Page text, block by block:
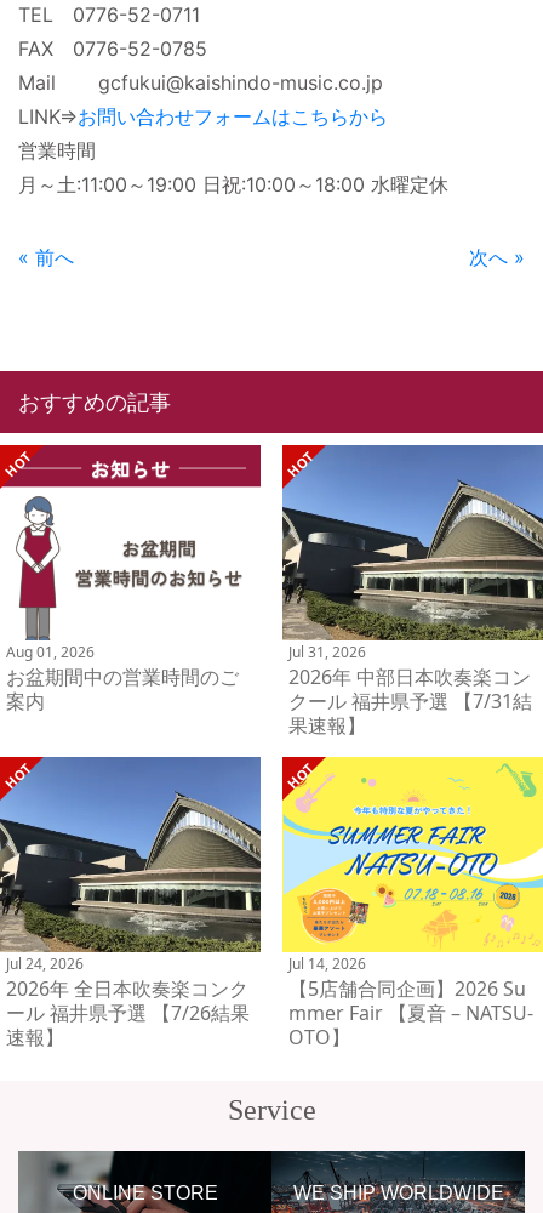
TEL 0776-52-0711
FAX 0776-52-0785
Mail gcfukui@kaishindo-music.co.jp
LINK⇒お問い合わせフォームはこちらから
営業時間
月～土:11:00～19:00 日祝:10:00～18:00 水曜定休
« 前へ 次へ »
おすすめの記事
Aug 01, 2026
お盆期間中の営業時間のご
案内
Jul 31, 2026
2026年 中部日本吹奏楽コン
クール 福井県予選 【7/31結
果速報】
Jul 24, 2026
2026年 全日本吹奏楽コンク
ール 福井県予選 【7/26結果
速報】
Jul 14, 2026
【5店舗合同企画】2026 Su
mmer Fair 【夏音 – NATSU-
OTO】
Service
ONLINE STORE WE SHIP WORLDWIDE